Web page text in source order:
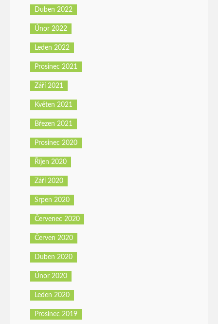
Duben 2022
Únor 2022
Leden 2022
Prosinec 2021
Září 2021
Květen 2021
Březen 2021
Prosinec 2020
Říjen 2020
Září 2020
Srpen 2020
Červenec 2020
Červen 2020
Duben 2020
Únor 2020
Leden 2020
Prosinec 2019